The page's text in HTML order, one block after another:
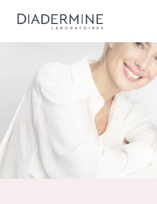
Tous les Produit
ACCUEIL
Conseils Beauté